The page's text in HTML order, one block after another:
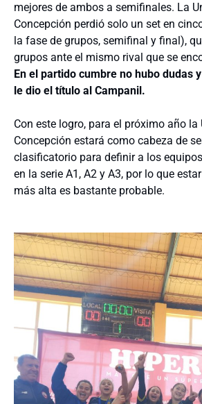
mejores de ambos a semifinales. La
Concepción perdió solo un set en
la fase de grupos, semifinal y final),
grupos ante el mismo rival que se
En el partido cumbre no hubo dudas
le dio el título al Campanil.
Con este logro, para el próximo año la
Concepción estará como cabeza de
clasificatorio para definir a los
en la serie A1, A2 y A3, por lo que
más alta es bastante probable.